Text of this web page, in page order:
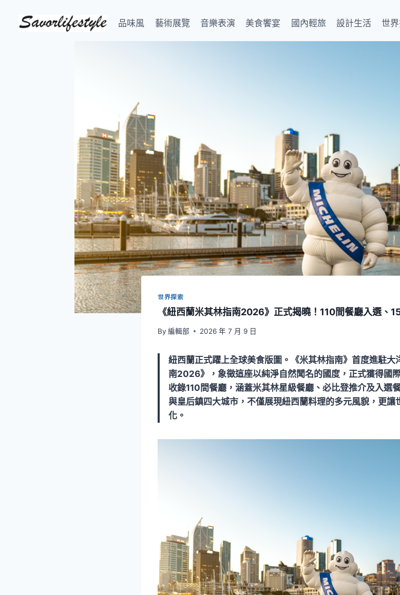
品味風 藝術展覽 音樂表演 美食饗宴 國內輕旅 設計生活 世
世界探索
《紐西蘭米其林指南2026》正式揭曉！110間餐廳入選、
By 編輯部 2026 年 7 月 9 日
紐西蘭正式躍上全球美食版圖。《米其林指南》首度進駐
南2026》，象徵這座以純淨自然聞名的國度，正式獲得國
收錄110間餐廳，涵蓋米其林星級餐廳、必比登推介及入選
與皇后鎮四大城市，不僅展現紐西蘭料理的多元風貌，更讓
化。